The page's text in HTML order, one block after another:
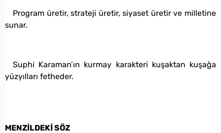
Program üretir, strateji üretir, siyaset üretir ve milletine
sunar.
Suphi Karaman’ın kurmay karakteri kuşaktan kuşağa
yüzyılları fetheder.
MENZİLDEKİ SÖZ